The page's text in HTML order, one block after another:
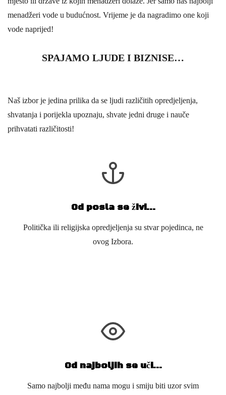
menadžeri vode u budućnost. Vrijeme je da nagradimo one koji
vode naprijed!
SPAJAMO LJUDE I BIZNISE…
Naš izbor je jedina prilika da se ljudi različitih opredjeljenja,
shvatanja i porijekla upoznaju, shvate jedni druge i nauče
prihvatati različitosti!
Od posla se živi…
Politička ili religijska opredjeljenja su stvar pojedinca, ne
ovog Izbora.
Od najboljih se uči…
Samo najbolji među nama mogu i smiju biti uzor svim